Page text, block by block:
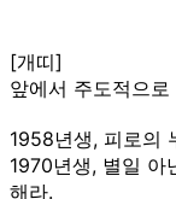
[개띠]
앞에서 주도적으
1958년생, 피로의
1970년생, 별일 아
해라.